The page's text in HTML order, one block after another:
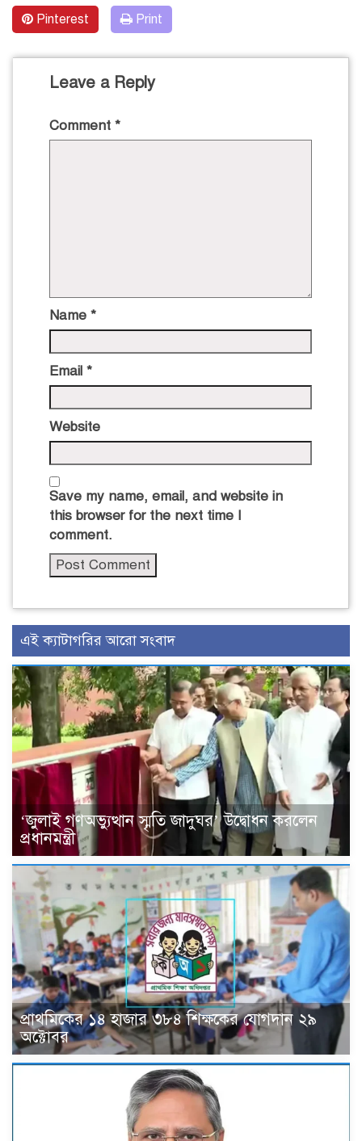
Pinterest Print
Leave a Reply
Comment *
Name *
Email *
Website
Save my name, email, and website in
this browser for the next time I
comment.
এই ক্যাটাগরির আরো সংবাদ
‘জুলাই গণঅভ্যুত্থান স্মৃতি জাদুঘর’ উদ্বোধন করলেন
প্রধানমন্ত্রী
প্রাথমিকের ১৪ হাজার ৩৮৪ শিক্ষকের যোগদান ২৯
অক্টোবর